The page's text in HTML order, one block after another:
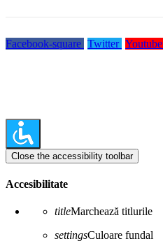
Facebook-square Twitter Youtube
Close the accessibility toolbar
Accesibilitate
titleMarchează titlurile
settingsCuloare fundal